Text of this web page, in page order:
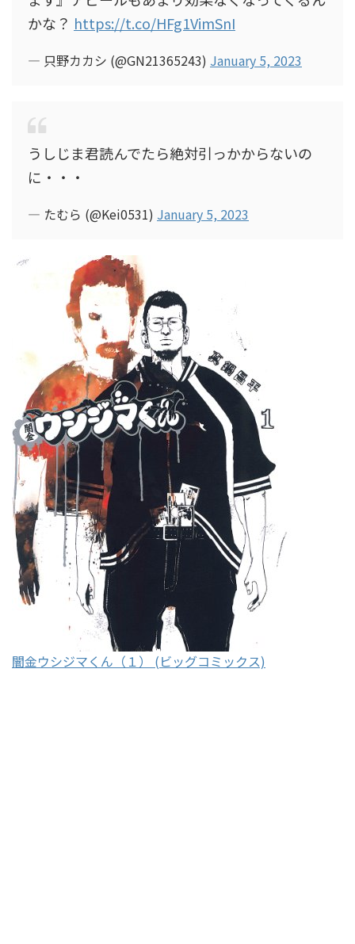
かな？ https://t.co/HFg1VimSnI
— 只野カカシ (@GN21365243) January 5, 2023
うしじま君読んでたら絶対引っかからないの
に・・・
— たむら (@Kei0531) January 5, 2023
闇金ウシジマくん（１） (ビッグコミックス)